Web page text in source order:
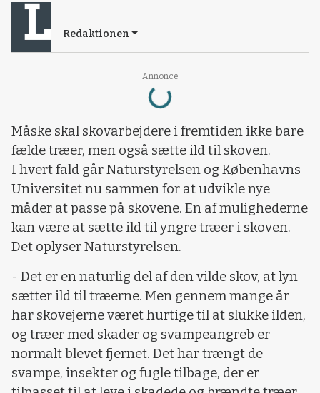
Annonce
Loading...
Redaktionen
Måske skal skovarbejdere i fremtiden ikke bare
fælde træer, men også sætte ild til skoven.
I hvert fald går Naturstyrelsen og Københavns
Universitet nu sammen for at udvikle nye
måder at passe på skovene. En af mulighederne
kan være at sætte ild til yngre træer i skoven.
Det oplyser Naturstyrelsen.
- Det er en naturlig del af den vilde skov, at lyn
sætter ild til træerne. Men gennem mange år
har skovejerne været hurtige til at slukke ilden,
og træer med skader og svampeangreb er
normalt blevet fjernet. Det har trængt de
svampe, insekter og fugle tilbage, der er